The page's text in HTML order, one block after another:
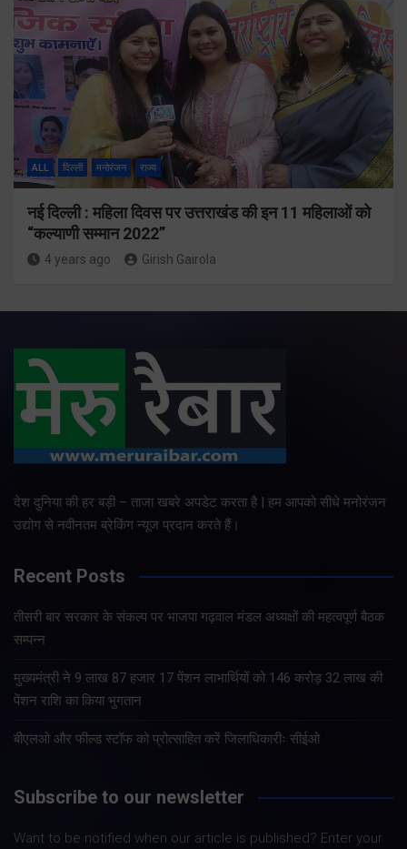
ALL दिल्ली मनोरंजन राज्य
नई दिल्ली : महिला दिवस पर उत्तराखंड की इन 11 महिलाओं को
“कल्याणी सम्मान 2022”
4 years ago Girish Gairola
देश दुनिया की हर बड़ी – ताजा खबरे अपडेट करता है | हम आपको सीधे मनोरंजन
उद्योग से नवीनतम ब्रेकिंग न्यूज प्रदान करते हैं।
Recent Posts
तीसरी बार सरकार के संकल्प पर भाजपा गढ़वाल मंडल अध्यक्षों की महत्वपूर्ण बैठक
सम्पन्न
मुख्यमंत्री ने 9 लाख 87 हजार 17 पेंशन लाभार्थियों को 146 करोड़ 32 लाख की
पेंशन राशि का किया भुगतान
बीएलओ और फील्ड स्टॉफ को प्रोत्साहित करें जिलाधिकारीः सीईओ
Subscribe to our newsletter
Want to be notified when our article is published? Enter your